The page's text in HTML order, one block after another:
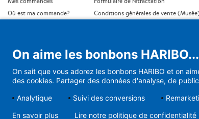
Où est ma commande?
Conditions générales de vente (Musée)
Conditions générales de vente
On aime les bonbons
On sait que vous adorez les bonbons HARIBO et on
des cookies. Partager des données d'analyse, de
Analytique
Suivi des conversions
En savoir plus Lire notre politique de confidentialité